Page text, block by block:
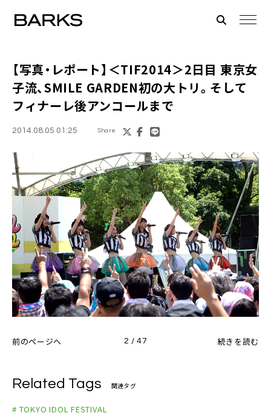
【写真・レポート】 ＜TIF2014＞2日目東京女
子流、SMILE GARDEN初の大トリ。そして
フィナーレ後アンコールまで
2014.08.05 01:25 Share
前のページへ 2 / 47 続きを読む
Related Tags 関連タグ
# TOKYO IDOL FESTIVAL